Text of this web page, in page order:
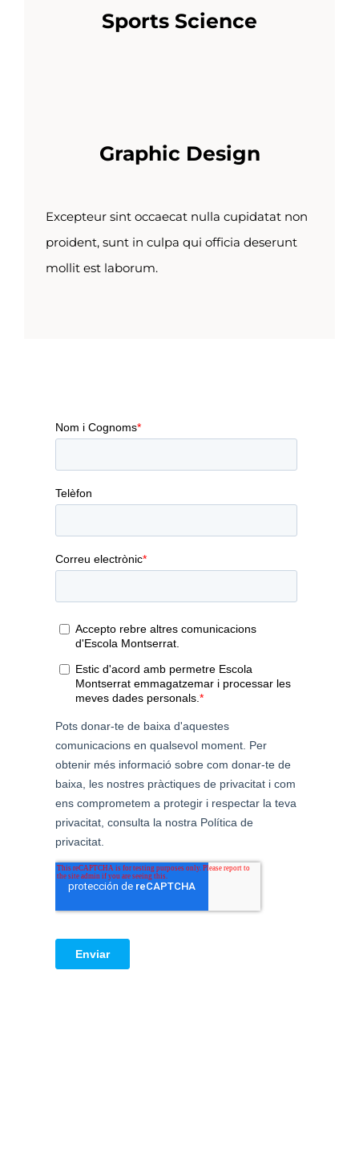
Sports Science
Graphic Design
Excepteur sint occaecat nulla cupidatat non
proident, sunt in culpa qui officia deserunt
mollit est laborum.